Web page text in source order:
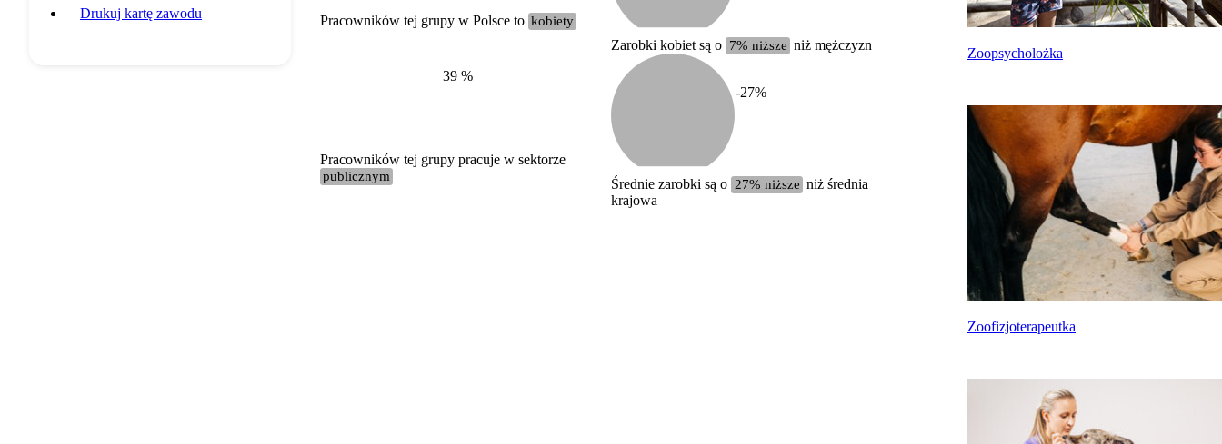
Drukuj kartę zawodu
Pracowników tej grupy w Polsce to kobiety
39 %
Pracowników tej grupy pracuje w sektorze
publicznym
Urzędu Statystycznego Struktura wynagrodzeń
według zawodów, 2022
poniżej 4500 zł
4500 zł – 5999 zł
6000 zł – 7499 zł
7500 zł – 8999 zł
9000 zł i więcej
kalkulatora wynagrodzeń
Zarobki kobiet są o 7% niższe niż mężczyzn
-27%
Średnie zarobki są o 27% niższe niż średnia
krajowa
Zoopsycholożka
Zoofizjoterapeutka